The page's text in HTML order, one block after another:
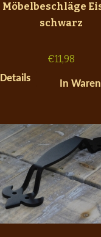
Möbelbeschläge
schwarz
€11,98
Details
In